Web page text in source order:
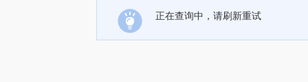
正在查询中，请刷新重试